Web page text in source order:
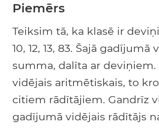
Piemērs
Teiksim tā, ka klasē ir
10, 12, 13, 83. Šajā
summa, dalīta ar deviņiem.
vidējais aritmētiskais, to
citiem rādītājiem. Gandrīz
gadījumā vidējais rādītājs